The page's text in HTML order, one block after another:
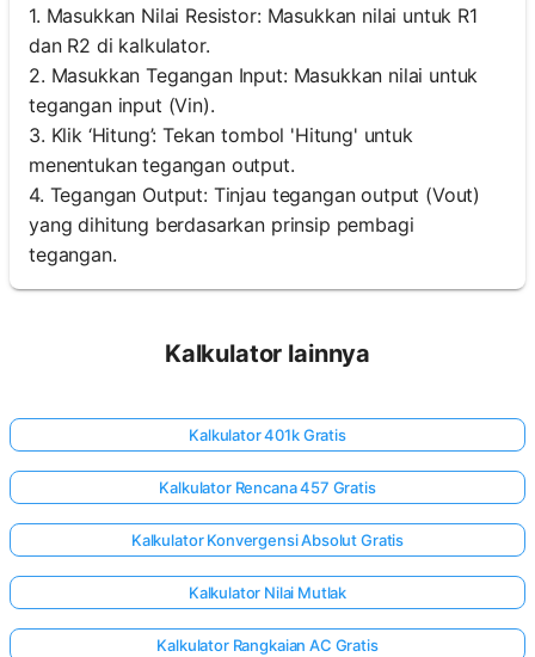
1. Masukkan Nilai Resistor: Masukkan nilai untuk R1
dan R2 di kalkulator.
2. Masukkan Tegangan Input: Masukkan nilai untuk
tegangan input (Vin).
3. Klik ‘Hitung’: Tekan tombol 'Hitung' untuk
menentukan tegangan output.
4. Tegangan Output: Tinjau tegangan output (Vout)
yang dihitung berdasarkan prinsip pembagi
tegangan.
Kalkulator lainnya
Kalkulator 401k Gratis
Kalkulator Rencana 457 Gratis
Kalkulator Konvergensi Absolut Gratis
Kalkulator Nilai Mutlak
Kalkulator Rangkaian AC Gratis